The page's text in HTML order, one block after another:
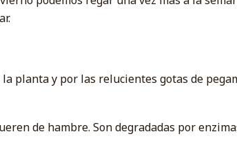
planta y por las relucientes gotas de
de hambre. Son degradadas por